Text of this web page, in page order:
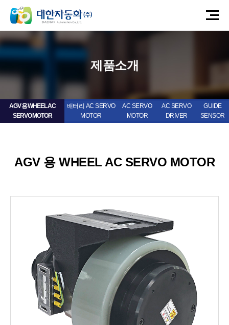
제품소개
AGV 용 WHEEL AC
SERVO MOTOR
배터리 AC SERVO
MOTOR
AC SERVO
MOTOR
AC SERVO
DRIVER
GUIDE
SENSOR
AGV 용 WHEEL AC SERVO MOTOR